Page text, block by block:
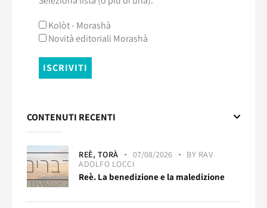
Kolòt - Morashà
Novità editoriali Morashà
CONTENUTI RECENTI
REÈ, TORÀ 07/08/2026 BY RAV
ADOLFO LOCCI
Reè. La benedizione e la maledizione